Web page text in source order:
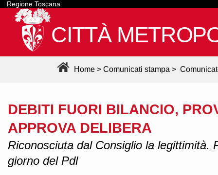
Regione Toscana
CITTÀ
Home > Comunicati stampa >
DEBITI FUORI BILANCIO,
APPROVA DELIBERA
Riconosciuta dal Consiglio la legittimità.
giorno del Pdl